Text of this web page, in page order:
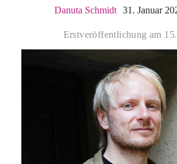
Danuta Schmidt 31. Januar
Erstveröffentlichung am